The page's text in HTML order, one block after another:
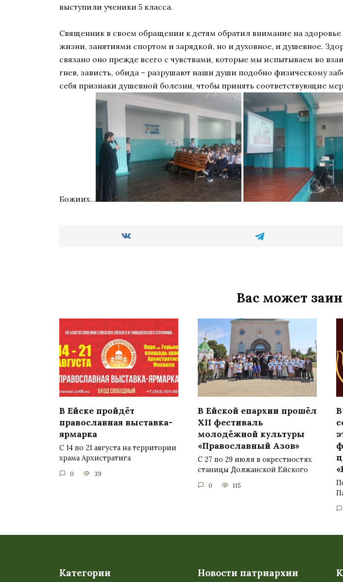
выступили ученики 5 класса.
Священник в своем обращении к детям обратил внимание на
жизни, занятиями спортом и зарядкой, но и духовное, и душевное.
связано оно прежде всего с чувствами, которые мы испытываем во
гнев, зависть, обида – разрушают наши души подобно физическому
себя признаки душевной болезни, чтобы принять соответствующие
Божиих…
Вас может
В Ейске пройдёт
православная выставка-
ярмарка
С 14 по 21 августа на территории
храма Архистратига
0 39
В Ейской епархии прошёл
XII фестиваль
молодёжной культуры
«Православный Азов»
С 27 по 29 июля в окрестностях
станицы Должанской Ейского
0 115
Категории Новости патриархии